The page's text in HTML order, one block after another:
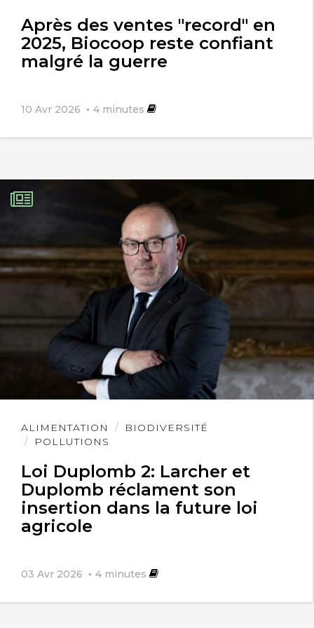
Après des ventes "record" en
2025, Biocoop reste confiant
malgré la guerre
10 Avr 2026 4 minutes
ALIMENTATION
BIODIVERSITÉ
POLLUTIONS
Loi Duplomb 2: Larcher et
Duplomb réclament son
insertion dans la future loi
agricole
03 Avr 2026 4 minutes
Lire
l'article